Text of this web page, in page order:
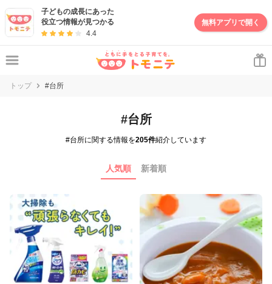
子どもの成長にあった
役立つ情報が見つかる
4.4
無料アプリで開く
トップ #台所
#台所
#台所に関する情報を205件紹介しています
人気順 新着順